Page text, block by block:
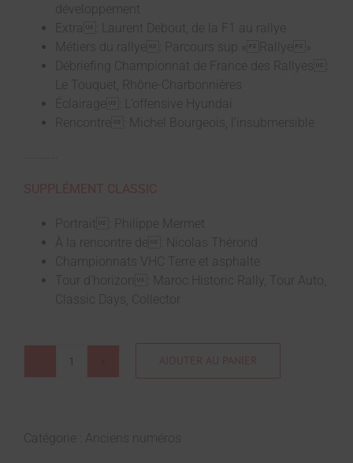
développement
Extra: Laurent Debout, de la F1 au rallye
Métiers du rallye: Parcours sup «Rallye»
Débriefing Championnat de France des Rallyes:
Le Touquet, Rhône-Charbonnières
Éclairage: L’offensive Hyundai
Rencontre: Michel Bourgeois, l’insubmersible
SUPPLÉMENT CLASSIC
Portrait: Philippe Mermet
À la rencontre de: Nicolas Thérond
Championnats VHC Terre et asphalte
Tour d’horizon: Maroc Historic Rally, Tour Auto,
Classic Days, Collector
AJOUTER AU PANIER
Catégorie : Anciens numéros